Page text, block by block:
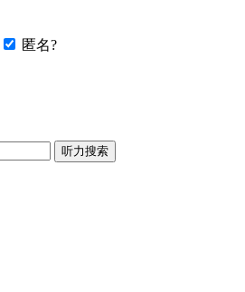
匿名?
听力搜索